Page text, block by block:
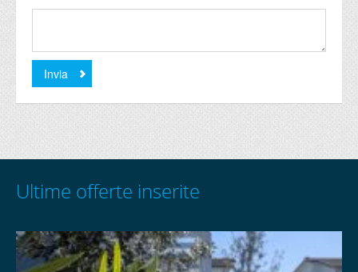
Ultime offerte inserite